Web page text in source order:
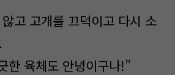
고 고개를 끄덕이고 다시 소
한 육체도 안녕이구나!”